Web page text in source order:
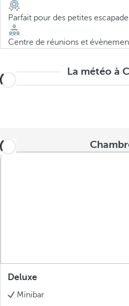
Parfait pour des petites
Centre de réunions et
La météo à
Deluxe
Minibar